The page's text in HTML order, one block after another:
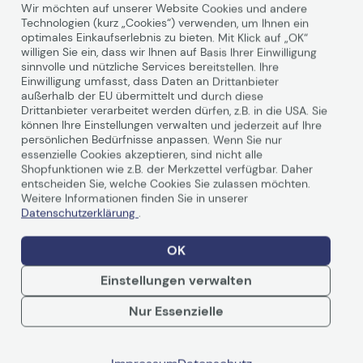
Technische Daten
Allgemein
Hersteller
OKI
Herst. Art. Nr.
45530903
EAN
Hauptmerkmale
Produktbeschreibung
OKI Medienschacht - 530
Blätter
Produkttyp
Medienschacht
Weiterlesen
Wir möchten auf unserer Website Cookies und andere
Technologien (kurz „Cookies“) verwenden, um Ihnen ein
optimales Einkaufserlebnis zu bieten. Mit Klick auf „OK“
willigen Sie ein, dass wir Ihnen auf Basis Ihrer Einwilligung
sinnvolle und nützliche Services bereitstellen. Ihre
Einwilligung umfasst, dass Daten an Drittanbieter
außerhalb der EU übermittelt und durch diese
Drittanbieter verarbeitet werden dürfen, z.B. in die USA. Sie
können Ihre Einstellungen verwalten und jederzeit auf Ihre
persönlichen Bedürfnisse anpassen. Wenn Sie nur
essenzielle Cookies akzeptieren, sind nicht alle
Shopfunktionen wie z.B. der Merkzettel verfügbar. Daher
entscheiden Sie, welche Cookies Sie zulassen möchten.
Weitere Informationen finden Sie in unserer
Datenschutzerklärung .
OK
Einstellungen verwalten
Nur Essenzielle